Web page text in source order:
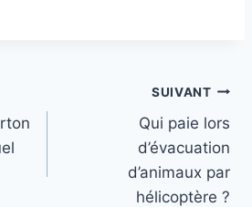
SUIVANT
Qui paie lors
d’évacuation
d’animaux par
hélicoptère ?